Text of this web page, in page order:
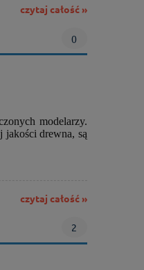
czytaj całość »
0
modelarzy.
jakości drewna, są
czytaj całość »
2